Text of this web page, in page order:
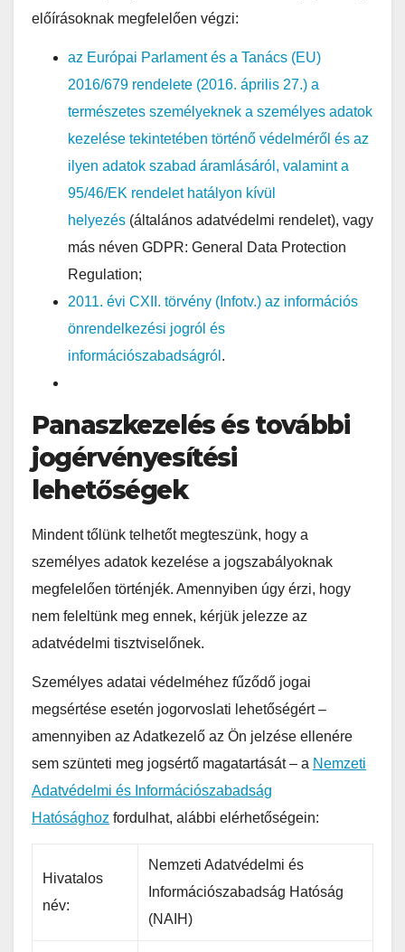
előírásoknak megfelelően végzi:
az Európai Parlament és a Tanács (EU)
2016/679 rendelete (2016. április 27.) a
természetes személyeknek a személyes adatok
kezelése tekintetében történő védelméről és az
ilyen adatok szabad áramlásáról, valamint a
95/46/EK rendelet hatályon kívül
helyezés (általános adatvédelmi rendelet), vagy
más néven GDPR: General Data Protection
Regulation;
2011. évi CXII. törvény (Infotv.) az információs
önrendelkezési jogról és
információszabadságról .
Panaszkezelés és további
jogérvényesítési
lehetőségek
Mindent tőlünk telhetőt megteszünk, hogy a
személyes adatok kezelése a jogszabályoknak
megfelelően történjék. Amennyiben úgy érzi, hogy
nem feleltünk meg ennek, kérjük jelezze az
adatvédelmi tisztviselőnek.
Személyes adatai védelméhez fűződő jogai
megsértése esetén jogorvoslati lehetőségért –
amennyiben az Adatkezelő az Ön jelzése ellenére
sem szünteti meg jogsértő magatartását – a Nemzeti
Adatvédelmi és Információszabadság
Hatósághoz fordulhat, alábbi elérhetőségein:
Hivatalos
név:
Nemzeti Adatvédelmi és
Információszabadság Hatóság
(NAIH)